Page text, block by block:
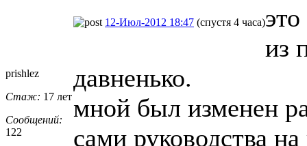
prishlez
Стаж: 17 лет
Сообщений:
122
12-Июл-2012 18:47 (спустя 4 часа)
из
давненько.
мной был изменен
сами руководства